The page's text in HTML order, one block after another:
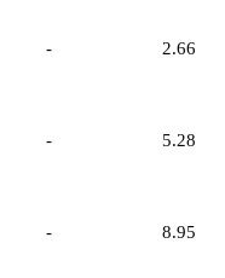
- 2.66
- 5.28
- 8.95